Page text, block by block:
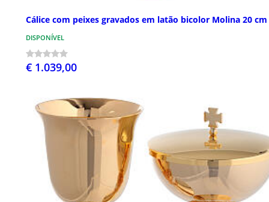
Cálice com peixes gravados em latão bicolor Molina 20 cm
DISPONÍVEL
€ 1.039,00